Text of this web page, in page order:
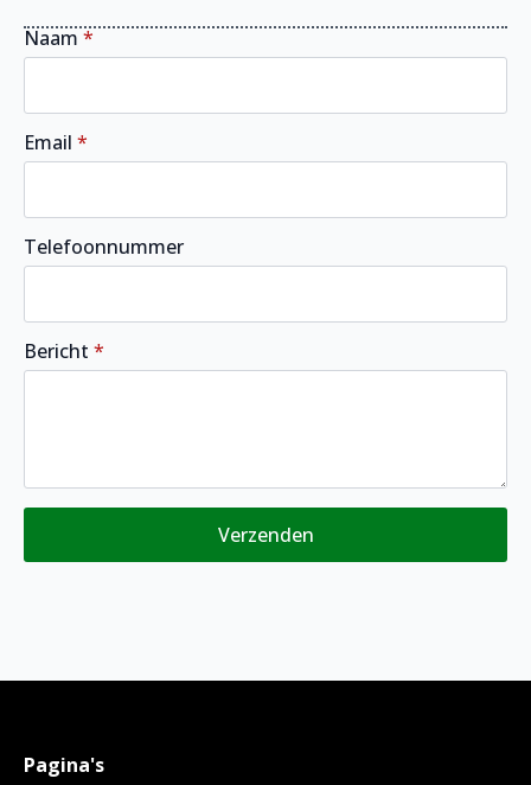
Naam *
Email *
Telefoonnummer
Bericht *
Verzenden
Pagina's